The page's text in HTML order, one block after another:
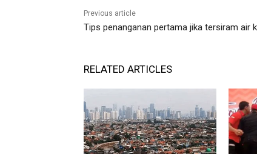
Previous article
Tips penanganan pertama jika tersiram air
RELATED ARTICLES